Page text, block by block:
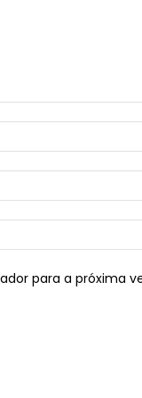
para a próxima